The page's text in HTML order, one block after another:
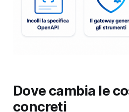
Dove cambia le
concreti